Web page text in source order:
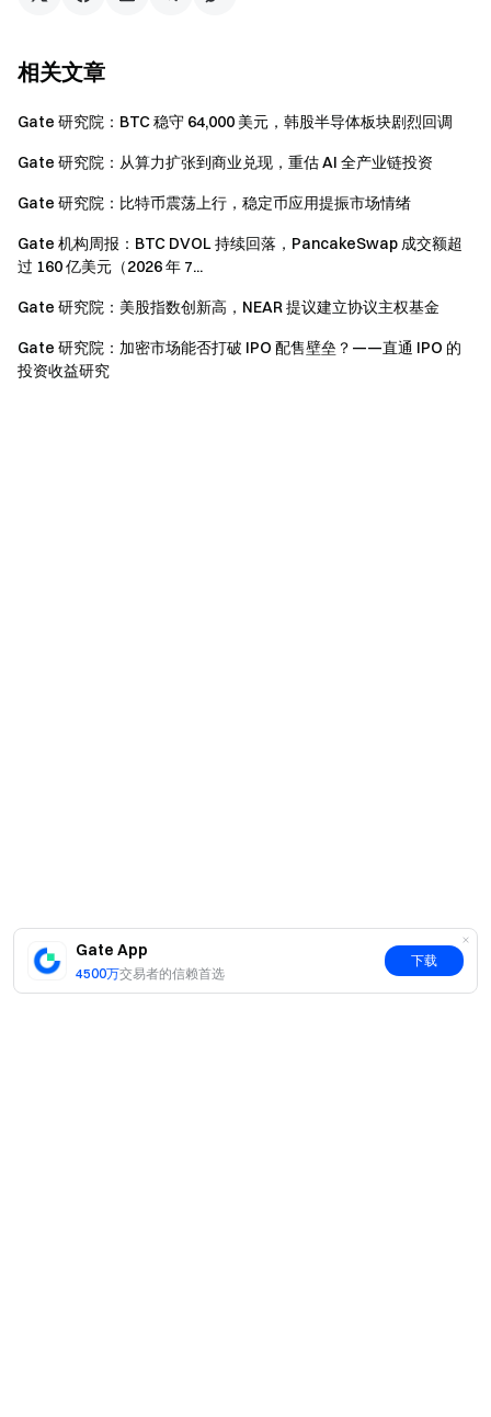
Gate App
4500万交易者的信赖首选
下载
相关文章
Gate 研究院：BTC 稳守 64,000 美元，韩股半导体板块剧烈回调
Gate 研究院：从算力扩张到商业兑现，重估 AI 全产业链投资
Gate 研究院：比特币震荡上行，稳定币应用提振市场情绪
Gate 机构周报：BTC DVOL 持续回落，PancakeSwap 成交额超
过 160 亿美元（2026 年 7...
Gate 研究院：美股指数创新高，NEAR 提议建立协议主权基金
Gate 研究院：加密市场能否打破 IPO 配售壁垒？——直通 IPO 的
投资收益研究